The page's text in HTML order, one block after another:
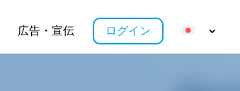
広告・宣伝 ログイン